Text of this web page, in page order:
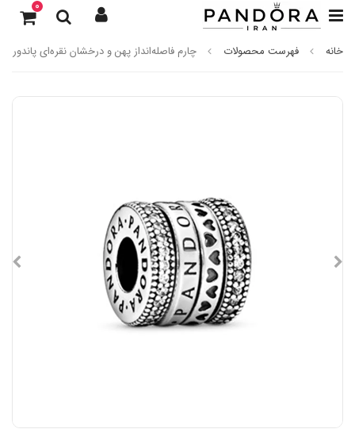
0
خانه فهرست محصولات چارم فاصله‌انداز پهن و درخشان نقره‌ای پاندورا